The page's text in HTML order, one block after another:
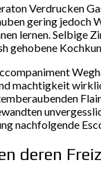
Verdrucken
gering jedoch
lernen. Selbige
gehobene
machtigkeit
nachfolgende
deren